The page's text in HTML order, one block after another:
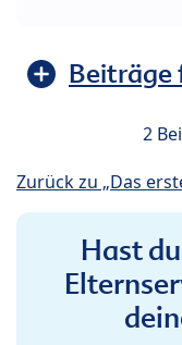
Beiträge
2
Zurück zu „Das
Hast